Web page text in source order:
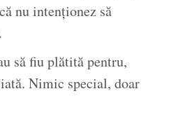
nu intenționez să
să fiu plătită pentru,
Nimic special, doar